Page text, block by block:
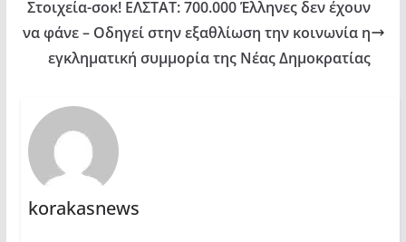
Στοιχεία-σοκ! ΕΛΣΤΑΤ: 700.000 Έλληνες δεν έχουν
να φάνε – Οδηγεί στην εξαθλίωση την κοινωνία η
εγκληματική συμμορία της Νέας Δημοκρατίας
korakasnews